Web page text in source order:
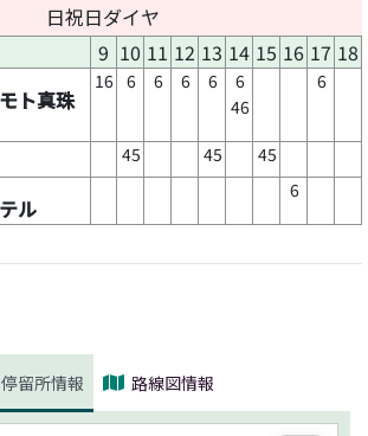
日祝日ダイヤ
9 10 11 12 13 14 15 16 17 18
ト真珠
16 6 6 6 6
6
46
6
45 45 45
ル
6
停留所情報 路線図情報